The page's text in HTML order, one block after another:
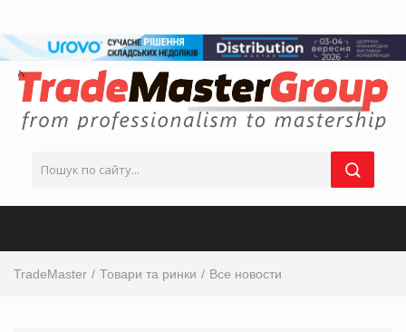
TradeMaster Товари та ринки Все новости